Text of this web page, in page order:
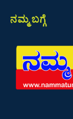
ನಮ್ಮ ಬಗ್ಗೆ